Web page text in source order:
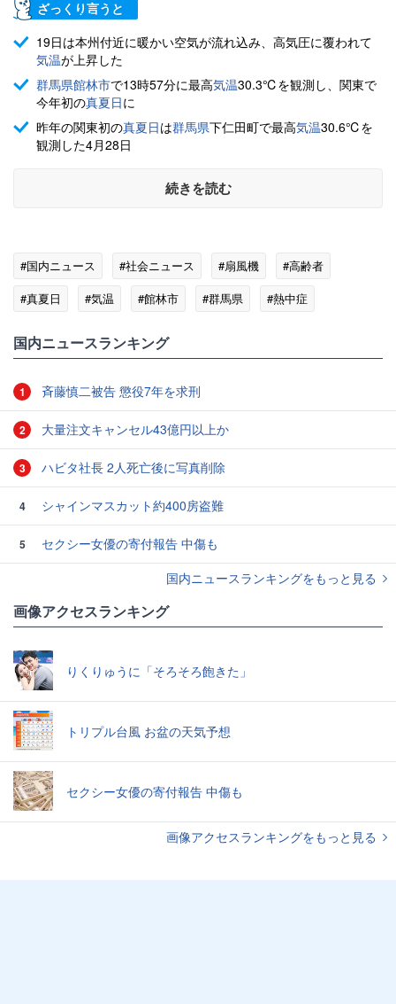
ざっくり言うと
19日は本州付近に暖かい空気が流れ込み、高気圧に覆われて
気温が上昇した
群馬県館林市で13時57分に最高気温30.3℃を観測し、関東で
今年初の真夏日に
昨年の関東初の真夏日は群馬県下仁田町で最高気温30.6℃を
観測した4月28日
続きを読む
#国内ニュース #社会ニュース #扇風機
#高齢者
#真夏日
#気温 #館林市 #群馬県 #熱中症
国内ニュースランキング
1 斉藤慎二被告 懲役7年を求刑
2 大量注文キャンセル43億円以上か
3 ハビタ社長 2人死亡後に写真削除
4 シャインマスカット約400房盗難
5
セクシー女優の寄付報告 中傷も
国内ニュースランキングをもっと見る
画像アクセスランキング
りくりゅうに「そろそろ飽きた」
トリプル台風 お盆の天気予想
セクシー女優の寄付報告 中傷も
画像アクセスランキングをもっと見る